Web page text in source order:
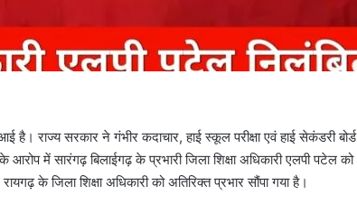
राज्य सरकार ने गंभीर कदाचार, हाई स्कूल परीक्षा एवं हाई सेकंडरी बोर्ड
आरोप में सारंगढ़ बिलाईगढ़ के प्रभारी जिला शिक्षा अधिकारी एलपी पटेल को
के जिला शिक्षा अधिकारी को अतिरिक्त प्रभार सौंपा गया है।